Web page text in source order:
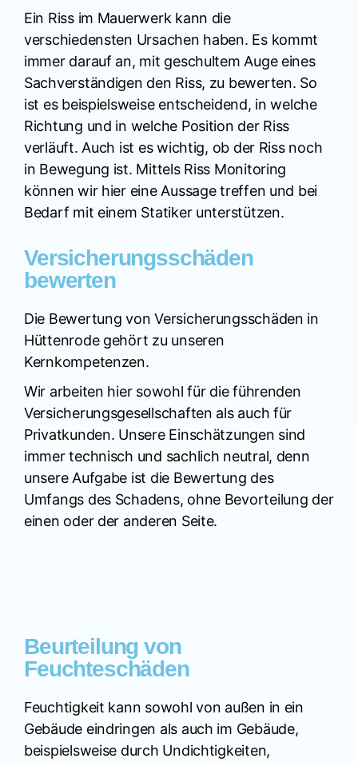
Ein Riss im Mauerwerk kann die
verschiedensten Ursachen haben. Es kommt
immer darauf an, mit geschultem Auge eines
Sachverständigen den Riss, zu bewerten. So
ist es beispielsweise entscheidend, in welche
Richtung und in welche Position der Riss
verläuft. Auch ist es wichtig, ob der Riss noch
in Bewegung ist. Mittels Riss Monitoring
können wir hier eine Aussage treffen und bei
Bedarf mit einem Statiker unterstützen.
Versicherungsschäden
bewerten
Die Bewertung von Versicherungsschäden in
Hüttenrode gehört zu unseren
Kernkompetenzen.
Wir arbeiten hier sowohl für die führenden
Versicherungsgesellschaften als auch für
Privatkunden. Unsere Einschätzungen sind
immer technisch und sachlich neutral, denn
unsere Aufgabe ist die Bewertung des
Umfangs des Schadens, ohne Bevorteilung der
einen oder der anderen Seite.
Beurteilung von
Feuchteschäden
Feuchtigkeit kann sowohl von außen in ein
Gebäude eindringen als auch im Gebäude,
beispielsweise durch Undichtigkeiten,